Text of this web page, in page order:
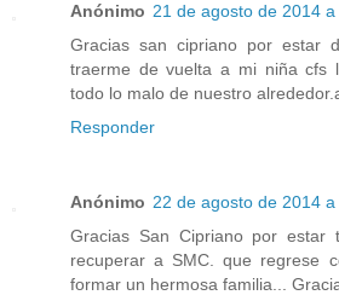
Anónimo 21 de agosto de 2014
Gracias san cipriano por estar
traerme de vuelta a mi niña cfs
todo lo malo de nuestro
Responder
Anónimo 22 de agosto de 2014
Gracias San Cipriano por
recuperar a SMC. que regrese
formar un hermosa familia...